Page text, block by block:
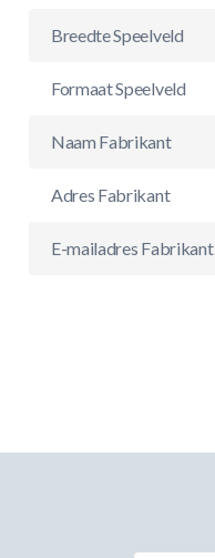
Breedte Speelveld
Formaat Speelveld
Naam Fabrikant
Adres Fabrikant
E-mailadres Fabrikant